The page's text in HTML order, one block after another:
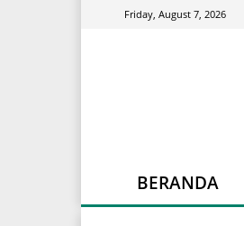
Friday, August 7, 2026
BERANDA